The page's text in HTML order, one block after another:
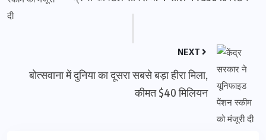
NEXT
बोत्सवाना में दुनिया का दूसरा सबसे बड़ा हीरा मिला,
कीमत $40 मिलियन